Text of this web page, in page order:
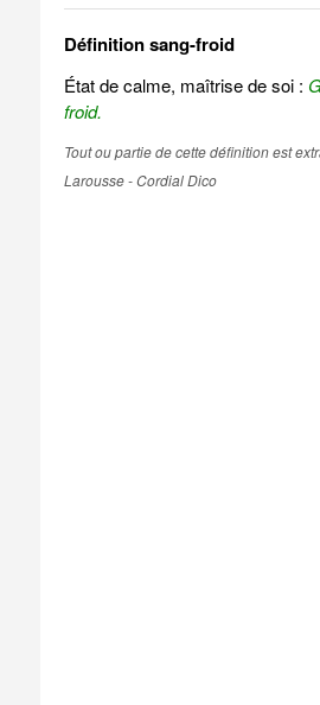
Définition sang-froid
État de calme, maîtrise de soi :
froid.
Tout ou partie de cette définition est
Larousse - Cordial Dico